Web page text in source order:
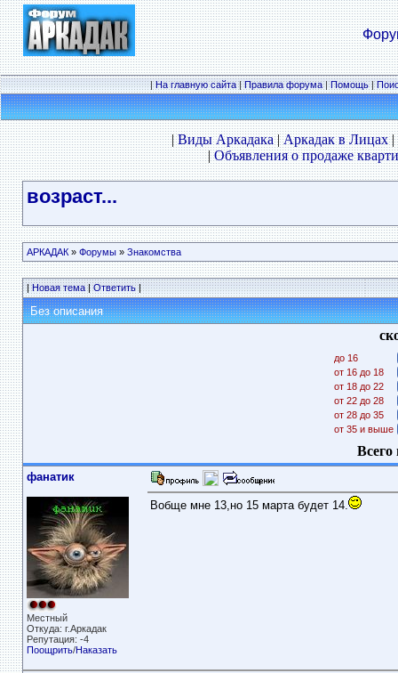
|На главную сайта|Правила форума|Помощь|
|Виды Аркадака|Аркадак в Лицах|
|Объявления о продаже
возраст...
АРКАДАК» Форумы» Знакомства
|Новая тема|Ответить|
Без описания
до 16
от 16 до 18
от 18 до 22
от 22 до 28
от 28 до 35
от 35 и выше
Всего
фанатик
Местный
Откуда: г.Аркадак
Репутация: -4
Поощрить/Наказать
Вобще мне 13,но 15 марта будет 14.